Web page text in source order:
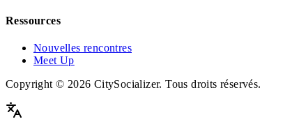
Ressources
Nouvelles rencontres
Meet Up
Copyright © 2026 CitySocializer. Tous droits réservés.